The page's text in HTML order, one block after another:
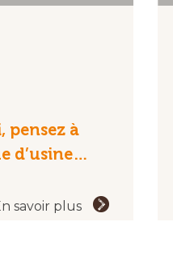
pensez à
d’usine…
savoir plus